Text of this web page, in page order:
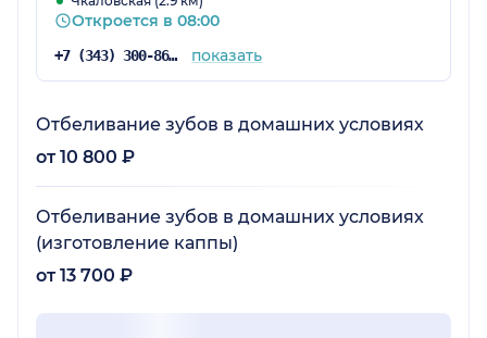
Откроется в 08:00
+7 (343) 300-86-92 показать
Отбеливание зубов в домашних условиях
от 10 800 ₽
Отбеливание зубов в домашних условиях
(изготовление каппы)
от 13 700 ₽